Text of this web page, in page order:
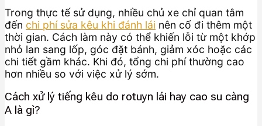
Trong thực tế sử dụng, nhiều chủ xe chỉ quan tâm
đến chi phí sửa kêu khi đánh lái nên cố đi thêm một
thời gian. Cách làm này có thể khiến lỗi từ một khớp
nhỏ lan sang lốp, góc đặt bánh, giảm xóc hoặc các
chi tiết gầm khác. Khi đó, tổng chi phí thường cao
hơn nhiều so với việc xử lý sớm.
Cách xử lý tiếng kêu do rotuyn lái hay cao su càng
A là gì?